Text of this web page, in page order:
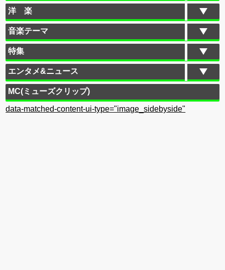
洋 楽
音楽テーマ
特集
エンタメ&ニュース
MC(ミューズクリップ)
data-matched-content-ui-type="image_sidebyside"